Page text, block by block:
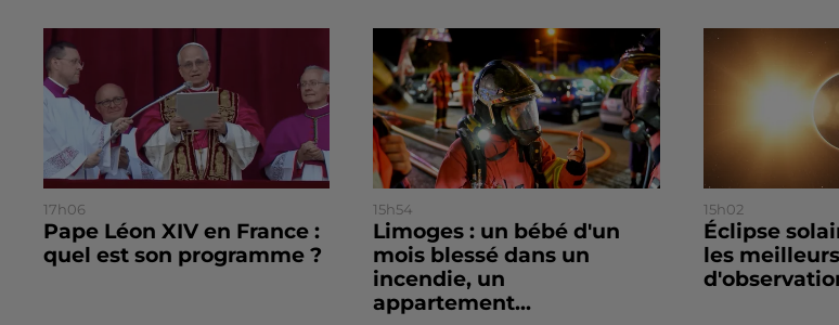
17h06
Pape Léon XIV en France :
quel est son programme ?
15h54
Limoges : un bébé d'un
mois blessé dans un
incendie, un
appartement...
15h02
Éclipse
les